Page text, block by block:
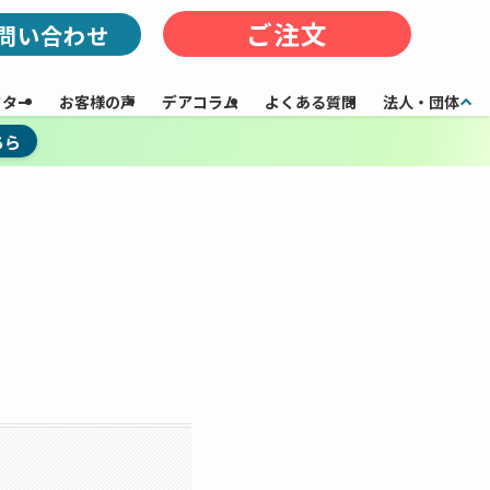
い合わせ ご注文
ー お客様の声 デアコラム よくある質問 法人・団体